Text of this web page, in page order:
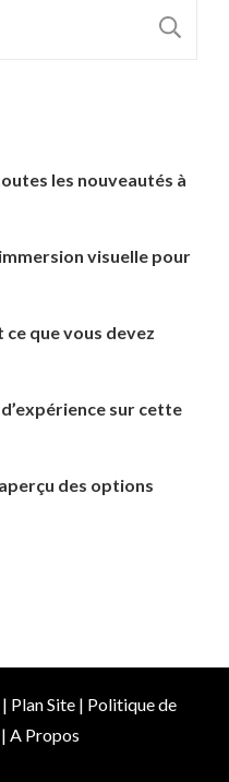
les nouveautés à
visuelle pour
que vous devez
sur cette
des options
Plan Site| Politique de
| A Propos